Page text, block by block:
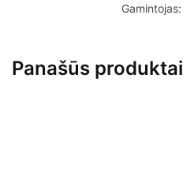
Gamintojas:
Panašūs produktai